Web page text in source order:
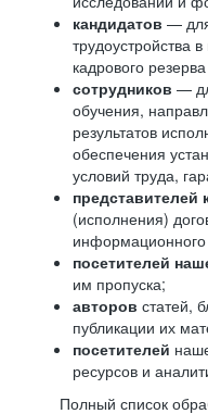
кандидатов —
трудоустройства
кадрового
сотрудников —
обучения,
результатов
обеспечения
условий труда,
представителей
(исполнения)
информационного
посетителей
им пропуска;
авторов статей,
публикации их
посетителей
ресурсов и
Полный список